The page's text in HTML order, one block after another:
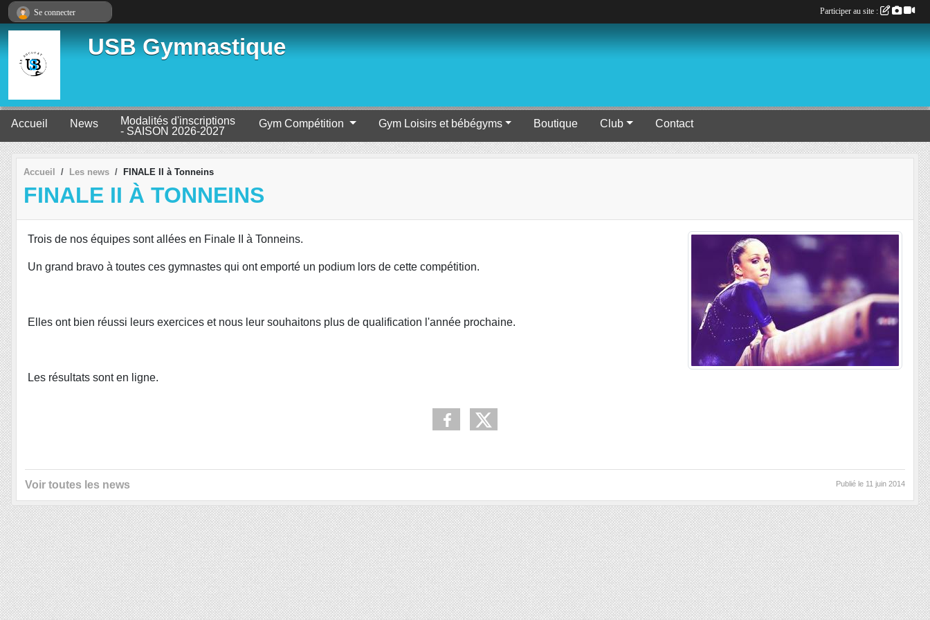
USB Gymnastique
Accueil News
Modalités d'inscriptions
- SAISON 2026-2027
Gym Compétition Gym Loisirs et bébégyms Boutique Club Contact
Accueil Les news FINALE II à Tonneins
FINALE II À TONNEINS
Trois de nos équipes sont allées en Finale II à Tonneins.
Un grand bravo à toutes ces gymnastes qui ont emporté un podium lors de cette compétition.
Elles ont bien réussi leurs exercices et nous leur souhaitons plus de qualification l'année prochaine.
Les résultats sont en ligne.
Voir toutes les news Publié le 11 juin 2014
Se connecter Participer au site :
Panneau de gestion des cookies